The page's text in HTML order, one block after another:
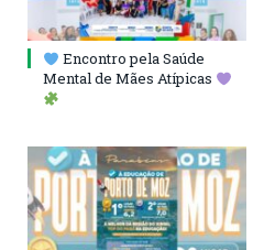
Encontro pela Saúde
Mental de Mães Atípicas